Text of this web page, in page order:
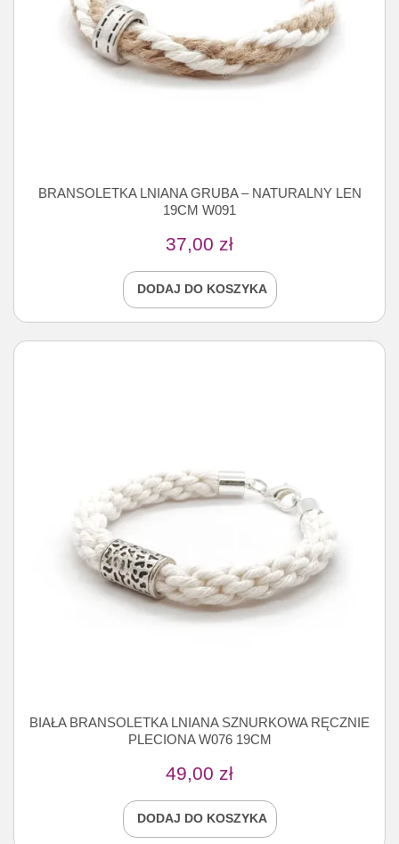
BRANSOLETKA LNIANA GRUBA – NATURALNY LEN
19CM W091
37,00 zł
DODAJ DO KOSZYKA
BIAŁA BRANSOLETKA LNIANA SZNURKOWA RĘCZNIE
PLECIONA W076 19CM
49,00 zł
DODAJ DO KOSZYKA